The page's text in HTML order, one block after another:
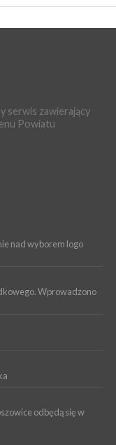
„ALARM-2026”
lecia Wodociągów
unijnego projektu
Przyrodnicze
z cyklu „Wakacyjne
serwis zawierający
Powiatu
nad wyborem logo
Wprowadzono
odbędą się w